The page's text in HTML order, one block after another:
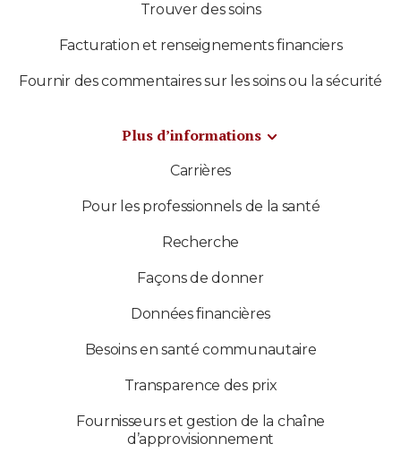
Trouver des soins
Facturation et renseignements financiers
Fournir des commentaires sur les soins ou la sécurité
Plus d’informations
Carrières
Pour les professionnels de la santé
Recherche
Façons de donner
Données financières
Besoins en santé communautaire
Transparence des prix
Fournisseurs et gestion de la chaîne
d’approvisionnement